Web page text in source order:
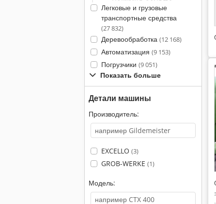
Легковые и грузовые
транспортные средства
(27 832)
Деревообработка (12 168)
Автоматизация (9 153)
Погрузчики (9 051)
Показать больше
Детали машины
Производитель:
EXCELLO (3)
GROB-WERKE (1)
Модель: